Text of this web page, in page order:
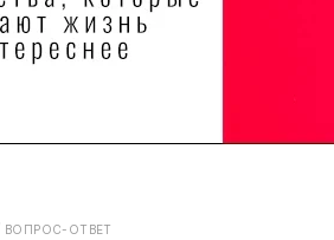
ВОПРОС-ОТВЕТ